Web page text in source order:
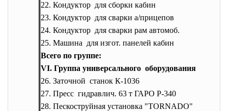
22. Кондуктор для сборки кабин
23. Кондуктор для сварки а/прицепов
24. Кондуктор для сварки рам автомоб.
25. Машина для изгот. панелей кабин
Всего по группе:
VI. Группа универсального оборудования
26. Заточной станок К-1036
27. Пресс гидравлич. 63 т ГАРО Р-340
28. Пескоструйная установка "TORNADO"